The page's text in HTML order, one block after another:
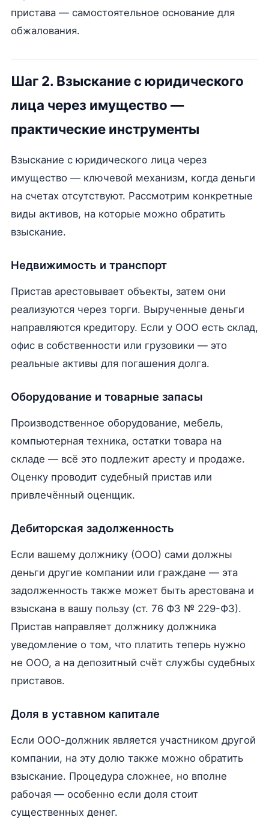
пристава — самостоятельное основание для
обжалования.
Шаг 2. Взыскание с юридического
лица через имущество —
практические инструменты
Взыскание с юридического лица через
имущество — ключевой механизм, когда деньги
на счетах отсутствуют. Рассмотрим конкретные
виды активов, на которые можно обратить
взыскание.
Недвижимость и транспорт
Пристав арестовывает объекты, затем они
реализуются через торги. Вырученные деньги
направляются кредитору. Если у ООО есть склад,
офис в собственности или грузовики — это
реальные активы для погашения долга.
Оборудование и товарные запасы
Производственное оборудование, мебель,
компьютерная техника, остатки товара на
складе — всё это подлежит аресту и продаже.
Оценку проводит судебный пристав или
привлечённый оценщик.
Дебиторская задолженность
Если вашему должнику (ООО) сами должны
деньги другие компании или граждане — эта
задолженность также может быть арестована и
взыскана в вашу пользу (ст. 76 ФЗ № 229-ФЗ).
Пристав направляет должнику должника
уведомление о том, что платить теперь нужно
не ООО, а на депозитный счёт службы судебных
приставов.
Доля в уставном капитале
Если ООО-должник является участником другой
компании, на эту долю также можно обратить
взыскание. Процедура сложнее, но вполне
рабочая — особенно если доля стоит
существенных денег.